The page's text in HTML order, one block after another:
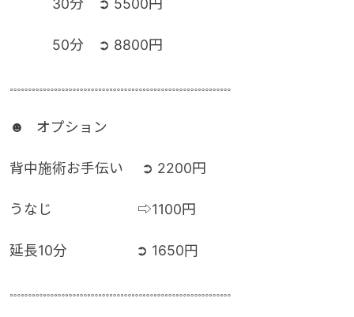
30分 ➲ 5500円
50分 ➲ 8800円
𓏧𓏧𓏧𓏧𓏧𓏧𓏧𓏧𓏧𓏧𓏧𓏧𓏧𓏧𓏧𓏧𓏧𓏧𓏧𓏧
☻ オプション
背中施術お手伝い ➲ 2200円
うなじ ⇨1100円
延長10分 ➲ 1650円
𓏧𓏧𓏧𓏧𓏧𓏧𓏧𓏧𓏧𓏧𓏧𓏧𓏧𓏧𓏧𓏧𓏧𓏧𓏧𓏧